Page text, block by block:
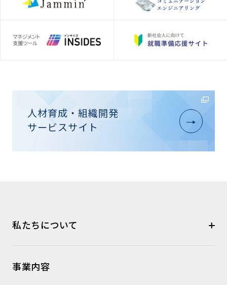
人材育成・組織開発
サービスサイト
私たちについて
事業内容